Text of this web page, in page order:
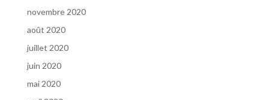
novembre 2020
août 2020
juillet 2020
juin 2020
mai 2020